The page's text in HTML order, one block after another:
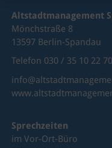
Altstadtmanagement
Mönchstraße 8
13597 Berlin-Spandau
Telefon 030 / 35 10 22 70
Sprechzeiten
im Vor-Ort-Büro